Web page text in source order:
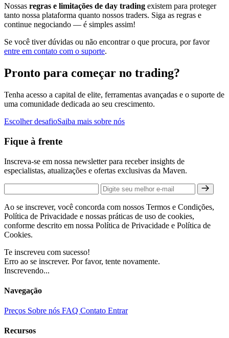
Nossas regras e limitações de day trading existem para proteger
tanto nossa plataforma quanto nossos traders. Siga as regras e
continue negociando — é simples assim!
Se você tiver dúvidas ou não encontrar o que procura, por favor
entre em contato com o suporte.
Pronto para começar no trading?
Tenha acesso a capital de elite, ferramentas avançadas e o suporte de
uma comunidade dedicada ao seu crescimento.
Escolher desafioSaiba mais sobre nós
Fique à frente
Inscreva-se em nossa newsletter para receber insights de
especialistas, atualizações e ofertas exclusivas da Maven.
Ao se inscrever, você concorda com nossos Termos e Condições,
Política de Privacidade e nossas práticas de uso de cookies,
conforme descrito em nossa Política de Privacidade e Política de
Cookies.
Te inscreveu com sucesso!
Erro ao se inscrever. Por favor, tente novamente.
Inscrevendo...
Navegação
Preços Sobre nós FAQ Contato Entrar
Recursos